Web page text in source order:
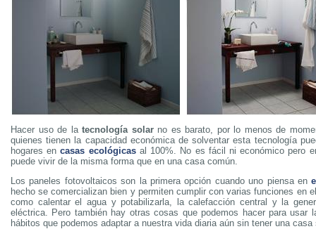
Hacer uso de latecnología solarno es barato, por lo menos de
quienes tienen la capacidad económica de solventar esta tecnología
hogares encasas ecológicasal 100%. No es fácil ni económico pero
puede vivir de la misma forma que en una casa común.
Los paneles fotovoltaicos son la primera opción cuando uno piensa en
hecho se comercializan bien y permiten cumplir con varias funciones en
como calentar el agua y potabilizarla, la calefacción central y la
eléctrica. Pero también hay otras cosas que podemos hacer para usar
hábitos que podemos adaptar a nuestra vida diaria aún sin tener una casa